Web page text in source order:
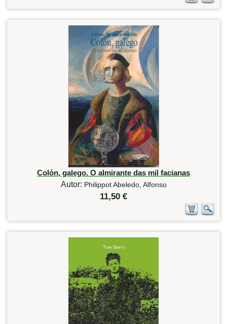
Colón, galego. O almirante das mil facianas
Autor: Philippot Abeledo, Alfonso
11,50 €